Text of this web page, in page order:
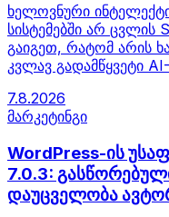
ხელოვნური
სისტემებში არ ცვლის
გაიგეთ, რატომ არის
კვლავ გადამწყვეტი
7.8.2026
მარკეტინგი
WordPress-ის
7.0.3:
დაუცველობა